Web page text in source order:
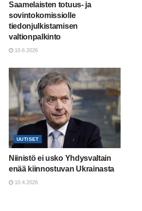
Saamelaisten totuus- ja
sovintokomissiolle
tiedonjulkistamisen
valtionpalkinto
10.6.2026
UUTISET
Niinistö ei usko Yhdysvaltain
enää kiinnostuvan Ukrainasta
10.4.2026